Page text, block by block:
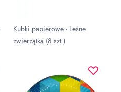
Kubki papierowe - Leśne
zwierzątka (8 szt.)